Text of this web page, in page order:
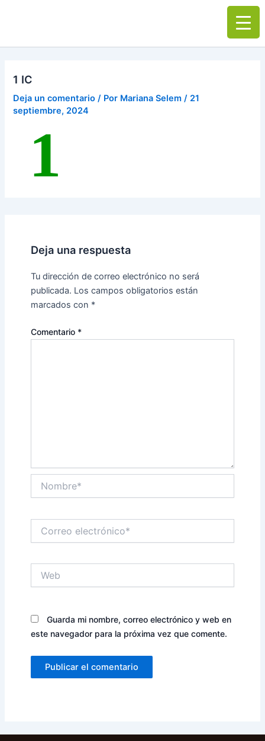
Main
1 IC
Deja un comentario / Por Mariana Selem/ 21
septiembre, 2024
Deja una respuesta
Tu dirección de correo electrónico no será
publicada. Los campos obligatorios están
marcados con *
Comentario *
electrónico*
Guarda mi nombre, correo electrónico y web en
este navegador para la próxima vez que comente.